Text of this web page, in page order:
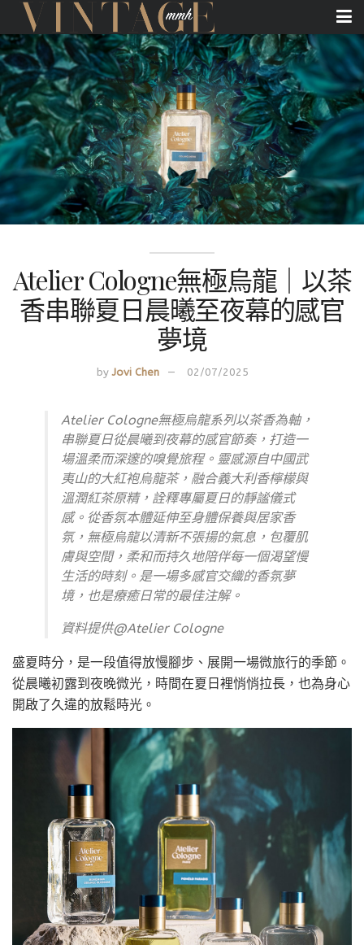
Atelier Cologne無極烏龍｜以茶
香串聯夏日晨曦至夜幕的感官
夢境
by Jovi Chen 02/07/2025
Atelier Cologne無極烏龍系列以茶香為軸，
串聯夏日從晨曦到夜幕的感官節奏，打造一
場溫柔而深邃的嗅覺旅程。靈感源自中國武
夷山的大紅袍烏龍茶，融合義大利香檸檬與
溫潤紅茶原精，詮釋專屬夏日的靜謐儀式
感。從香氛本體延伸至身體保養與居家香
氛，無極烏龍以清新不張揚的氣息，包覆肌
膚與空間，柔和而持久地陪伴每一個渴望慢
生活的時刻。是一場多感官交織的香氛夢
境，也是療癒日常的最佳注解。
資料提供@Atelier Cologne
盛夏時分，是一段值得放慢腳步、展開一場微旅行的季節。
從晨曦初露到夜晚微光，時間在夏日裡悄悄拉長，也為身心
開啟了久違的放鬆時光。